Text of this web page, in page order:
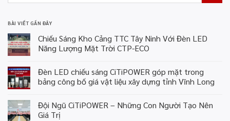
BÀI VIẾT GẦN ĐÂY
Chiếu Sáng Kho Cảng TTC Tây Ninh Với Đèn LED
Năng Lượng Mặt Trời CTP-ECO
Đèn LED chiếu sáng CiTiPOWER góp mặt trong
bảng công bố giá vật liệu xây dựng tỉnh Vĩnh Long
Đội Ngũ CiTiPOWER – Những Con Người Tạo Nên
Giá Trị